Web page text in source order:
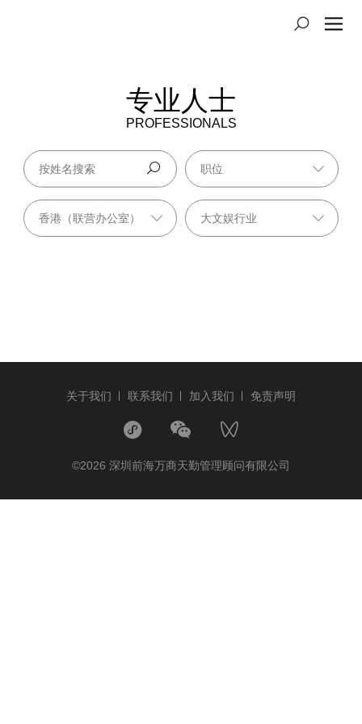
专业人士
PROFESSIONALS
关于我们 联系我们 加入我们 免责声明
©2026 深圳前海万商天勤管理顾问有限公司